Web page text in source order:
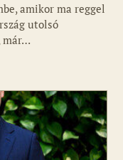
amikor ma reggel
utolsó
már…